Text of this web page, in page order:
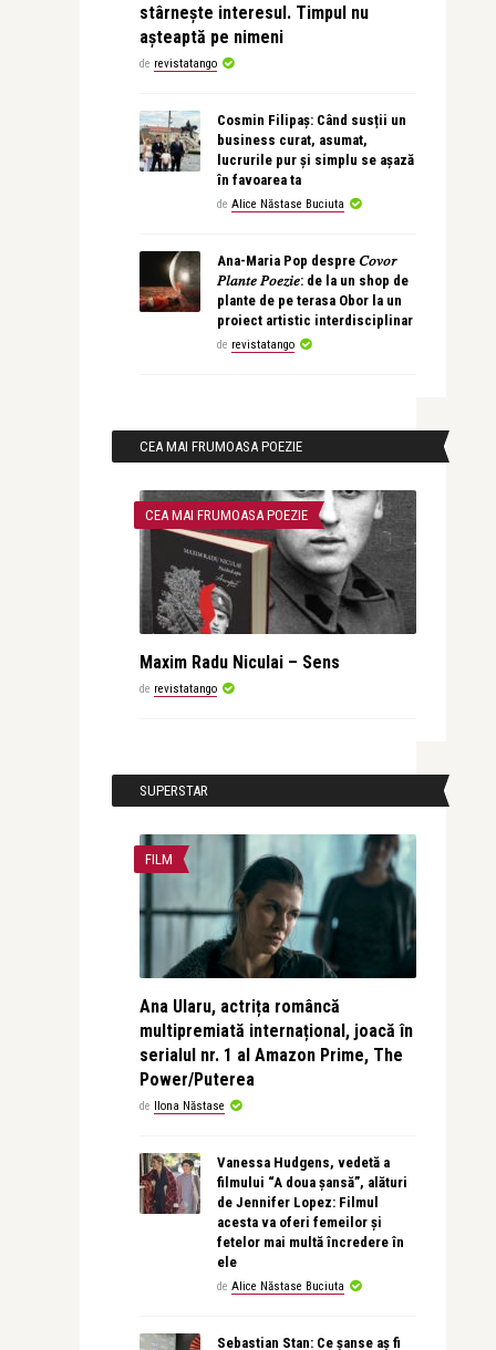
stârnește interesul. Timpul nu
așteaptă pe nimeni
de revistatango
Cosmin Filipaș: Când susții un
business curat, asumat,
lucrurile pur și simplu se așază
în favoarea ta
de Alice Năstase Buciuta
Ana-Maria Pop despre 𝐶𝑜𝑣𝑜𝑟
𝑃𝑙𝑎𝑛𝑡𝑒 𝑃𝑜𝑒𝑧𝑖𝑒: de la un shop de
plante de pe terasa Obor la un
proiect artistic interdisciplinar
de revistatango
CEA MAI FRUMOASA POEZIE
CEA MAI FRUMOASA POEZIE
Maxim Radu Niculai – Sens
de revistatango
SUPERSTAR
FILM
Ana Ularu, actrița româncă
multipremiată internațional, joacă în
serialul nr. 1 al Amazon Prime, The
Power/Puterea
de Ilona Năstase
Vanessa Hudgens, vedetă a
filmului “A doua șansă”, alături
de Jennifer Lopez: Filmul
acesta va oferi femeilor și
fetelor mai multă încredere în
ele
de Alice Năstase Buciuta
Sebastian Stan: Ce șanse aș fi